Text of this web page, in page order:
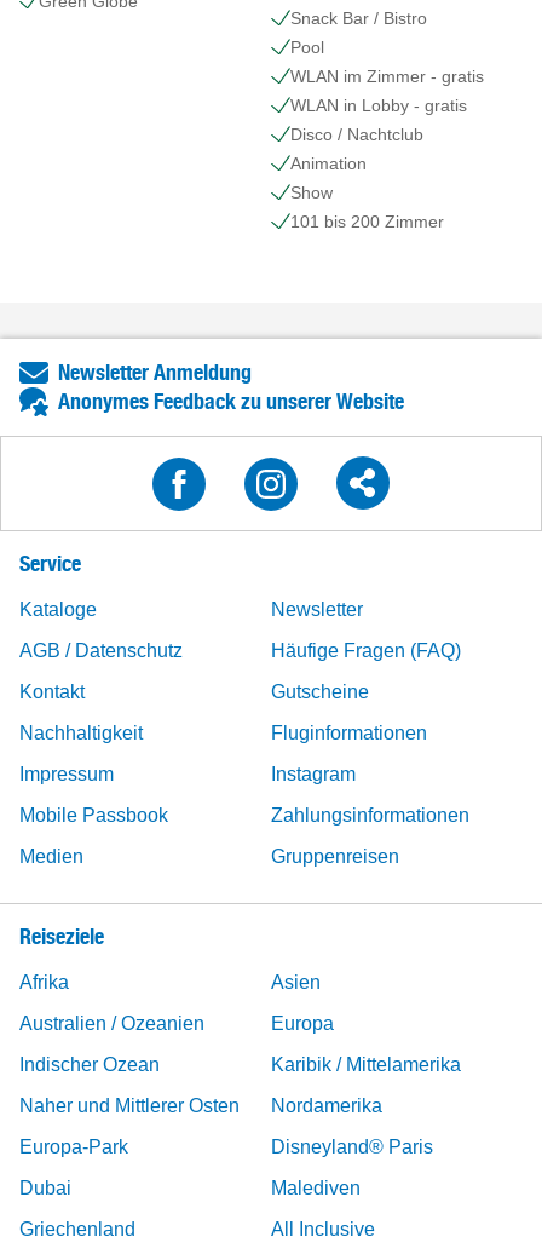
Snack Bar / Bistro
Pool
WLAN im Zimmer - gratis
WLAN in Lobby - gratis
Disco / Nachtclub
Animation
Show
101 bis 200 Zimmer
Newsletter Anmeldung
Anonymes Feedback zu unserer Website
Service
Kataloge
Newsletter
AGB / Datenschutz
Häufige Fragen (FAQ)
Kontakt
Gutscheine
Nachhaltigkeit
Fluginformationen
Impressum
Instagram
Mobile Passbook
Zahlungsinformationen
Medien
Gruppenreisen
Reiseziele
Afrika
Asien
Australien / Ozeanien
Europa
Indischer Ozean
Karibik / Mittelamerika
Naher und Mittlerer Osten
Nordamerika
Europa-Park
Disneyland® Paris
Dubai
Malediven
Griechenland
All Inclusive